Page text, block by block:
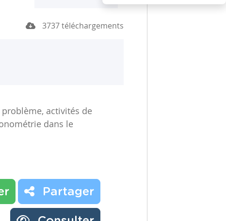
3737 téléchargements
activités de
dans le
Partager